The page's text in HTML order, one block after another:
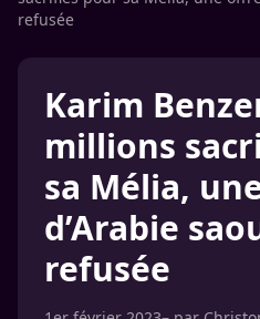
refusée
Karim
millions
sa Mélia,
d’Arabie
refusée